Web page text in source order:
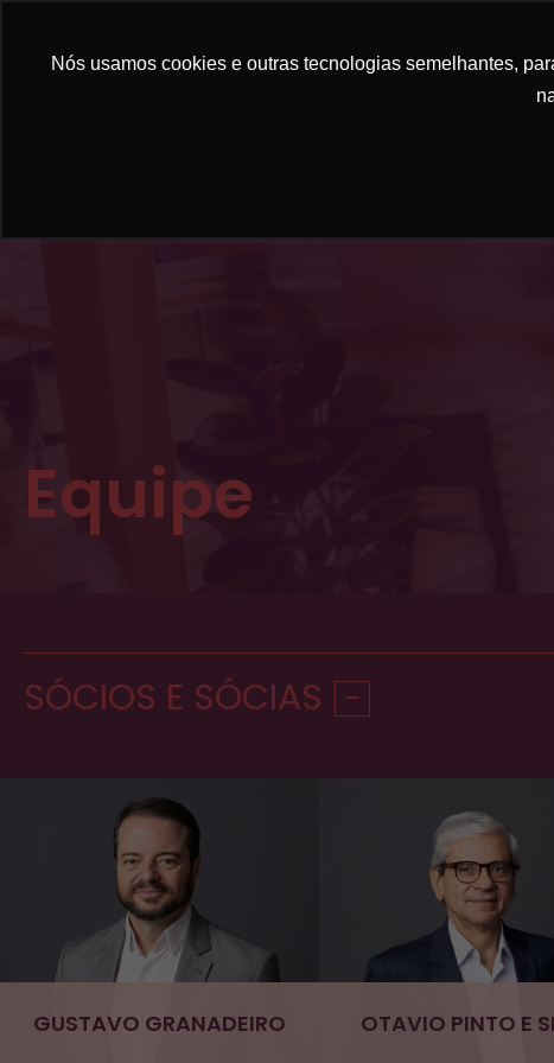
Nós usamos cookies e outras tecnologias semelhantes,
Equipe
SÓCIOS E SÓCIAS
GUSTAVO GRANADEIRO OTAVIO PINTO E